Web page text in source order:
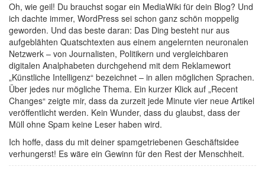
Oh, wie geil! Du brauchst sogar ein MediaWiki für dein Blog? Und
ich dachte immer, WordPress sei schon ganz schön moppelig
geworden. Und das beste daran: Das Ding besteht nur aus
aufgeblähten Quatschtexten aus einem angelernten neuronalen
Netzwerk – von Journalisten, Politikern und vergleichbaren
digitalen Analphabeten durchgehend mit dem Reklamewort
„Künstliche Intelligenz“ bezeichnet – in allen möglichen Sprachen.
Über jedes nur mögliche Thema. Ein kurzer Klick auf „Recent
Changes“ zeigte mir, dass da zurzeit jede Minute vier neue Artikel
veröffentlicht werden. Kein Wunder, dass du glaubst, dass der
Müll ohne Spam keine Leser haben wird.
Ich hoffe, dass du mit deiner spamgetriebenen Geschäftsidee
verhungerst! Es wäre ein Gewinn für den Rest der Menschheit.